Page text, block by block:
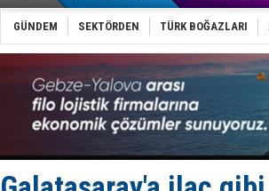
GÜNDEM SEKTÖRDEN TÜRK BOĞAZLARI